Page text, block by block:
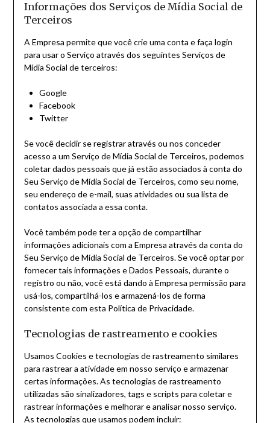
Informações dos Serviços de Mídia Social de
Terceiros
A Empresa permite que você crie uma conta e faça login
para usar o Serviço através dos seguintes Serviços de
Mídia Social de terceiros:
Google
Facebook
Twitter
Se você decidir se registrar através ou nos conceder
acesso a um Serviço de Mídia Social de Terceiros, podemos
coletar dados pessoais que já estão associados à conta do
Seu Serviço de Mídia Social de Terceiros, como seu nome,
seu endereço de e-mail, suas atividades ou sua lista de
contatos associada a essa conta.
Você também pode ter a opção de compartilhar
informações adicionais com a Empresa através da conta do
Seu Serviço de Mídia Social de Terceiros. Se você optar por
fornecer tais informações e Dados Pessoais, durante o
registro ou não, você está dando à Empresa permissão para
usá-los, compartilhá-los e armazená-los de forma
consistente com esta Política de Privacidade.
Tecnologias de rastreamento e cookies
Usamos Cookies e tecnologias de rastreamento similares
para rastrear a atividade em nosso serviço e armazenar
certas informações. As tecnologias de rastreamento
utilizadas são sinalizadores, tags e scripts para coletar e
rastrear informações e melhorar e analisar nosso serviço.
As tecnologias que usamos podem incluir: